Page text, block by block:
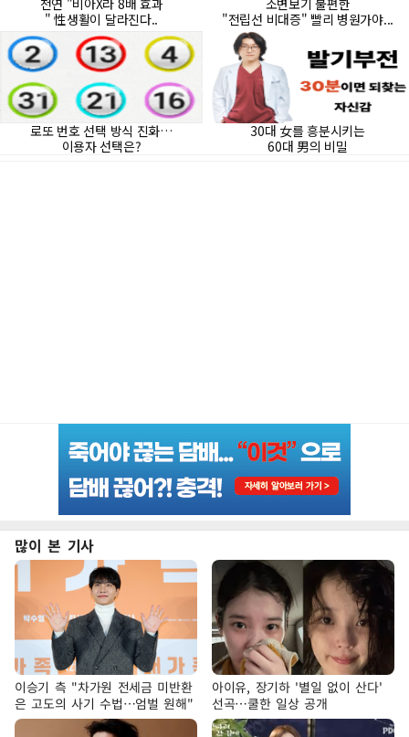
많이 본 기사
이승기 측 "차가원 전세금 미반환
은 고도의 사기 수법…엄벌 원해"
아이유, 장기하 '별일 없이 산다'
선곡…쿨한 일상 공개